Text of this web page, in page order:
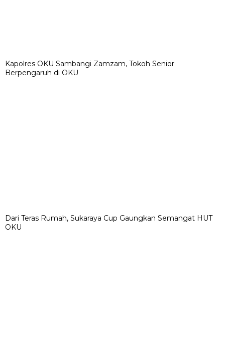
Kapolres OKU Sambangi Zamzam, Tokoh Senior
Berpengaruh di OKU
Dari Teras Rumah, Sukaraya Cup Gaungkan Semangat HUT
OKU